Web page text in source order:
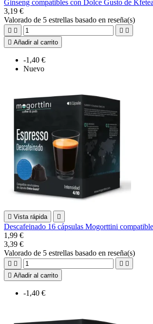
Ginseng compatibles con Dolce Gusto de
3,19 €
Valorado de 5 estrellas basado en reseña(s)
   
 Añadir al carrito
-1,40 €
Nuevo
 Vista rápida 
Descafeinado 16 cápsulas Mogorttini
1,99 €
3,39 €
Valorado de 5 estrellas basado en reseña(s)
   
 Añadir al carrito
-1,40 €